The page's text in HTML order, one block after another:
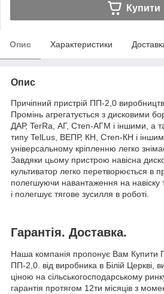
Купити
Опис Характеристики
Опис
Причіпний пристрій ПП-2,0
Промінь агрегатується з дисковими
ДАР, TerRa, АГ, Степ-АГМ і іншими, а
типу TelLus, ВЕПР, КН, Степ-КН і
універсальному кріпленню легко
Завдяки цьому пристрою навісна
культиватор легко перетворюється в
полегшуючи навантаження на навіску
і полегшує тягове зусилля в роботі.
Гарантія. Доставка.
Наша компанія пропонує Вам Купити
ПП-2,0. від виробника в Білій Церкві,
ціною на сільськогосподарському
гарантія протягом 12ти місяців з